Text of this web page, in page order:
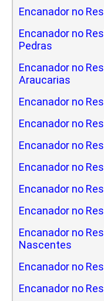
Encanador no
Encanador no
Pedras
Encanador no
Araucarias
Encanador no
Encanador no
Encanador no
Encanador no
Encanador no
Encanador no
Encanador no
Nascentes
Encanador no
Encanador no